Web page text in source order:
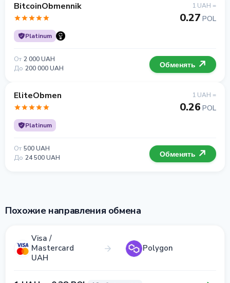
BitcoinObmennik
Platinum
1 UAH =
0.27 POL
От 2 000 UAH
До 200 000 UAH Обменять
EliteObmen
Platinum
1 UAH =
0.26 POL
От 500 UAH
До 24 500 UAH Обменять
Похожие направления обмена
Visa /
Mastercard
UAH
Polygon